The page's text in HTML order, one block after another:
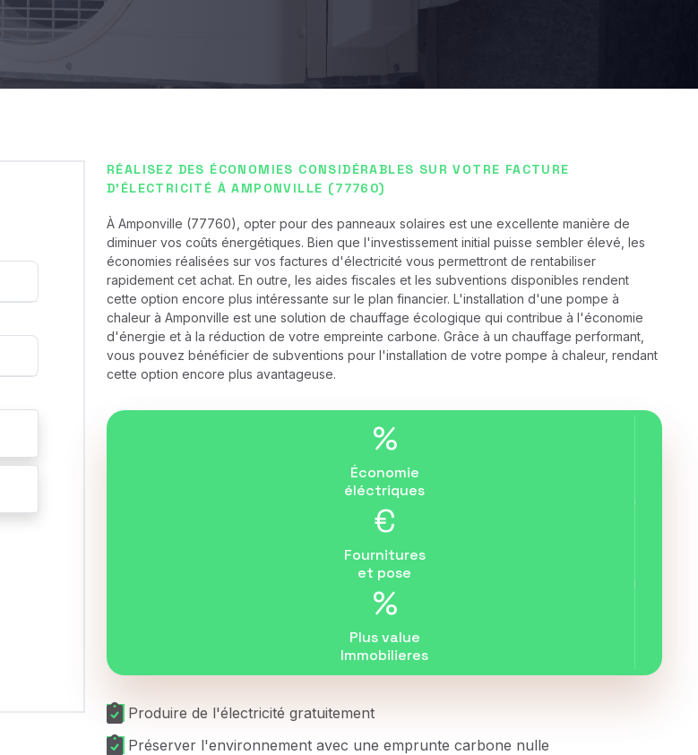
RÉALISEZ DES ÉCONOMIES CONSIDÉRABLES SUR VOTRE FACTURE
D'ÉLECTRICITÉ À AMPONVILLE (77760)
À Amponville (77760), opter pour des panneaux solaires est une excellente manière de
diminuer vos coûts énergétiques. Bien que l'investissement initial puisse sembler élevé, les
économies réalisées sur vos factures d'électricité vous permettront de rentabiliser
rapidement cet achat. En outre, les aides fiscales et les subventions disponibles rendent
cette option encore plus intéressante sur le plan financier. L'installation d'une pompe à
chaleur à Amponville est une solution de chauffage écologique qui contribue à l'économie
d'énergie et à la réduction de votre empreinte carbone. Grâce à un chauffage performant,
vous pouvez bénéficier de subventions pour l'installation de votre pompe à chaleur, rendant
cette option encore plus avantageuse.
%
Économie
éléctriques
€
Fournitures
et pose
%
Plus value
Immobilieres
Produire de l'électricité gratuitement
Préserver l'environnement avec une emprunte carbone nulle